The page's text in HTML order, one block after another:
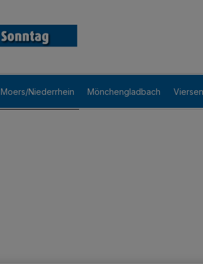
Moers/Niederrhein Mönchengladbach Viersen